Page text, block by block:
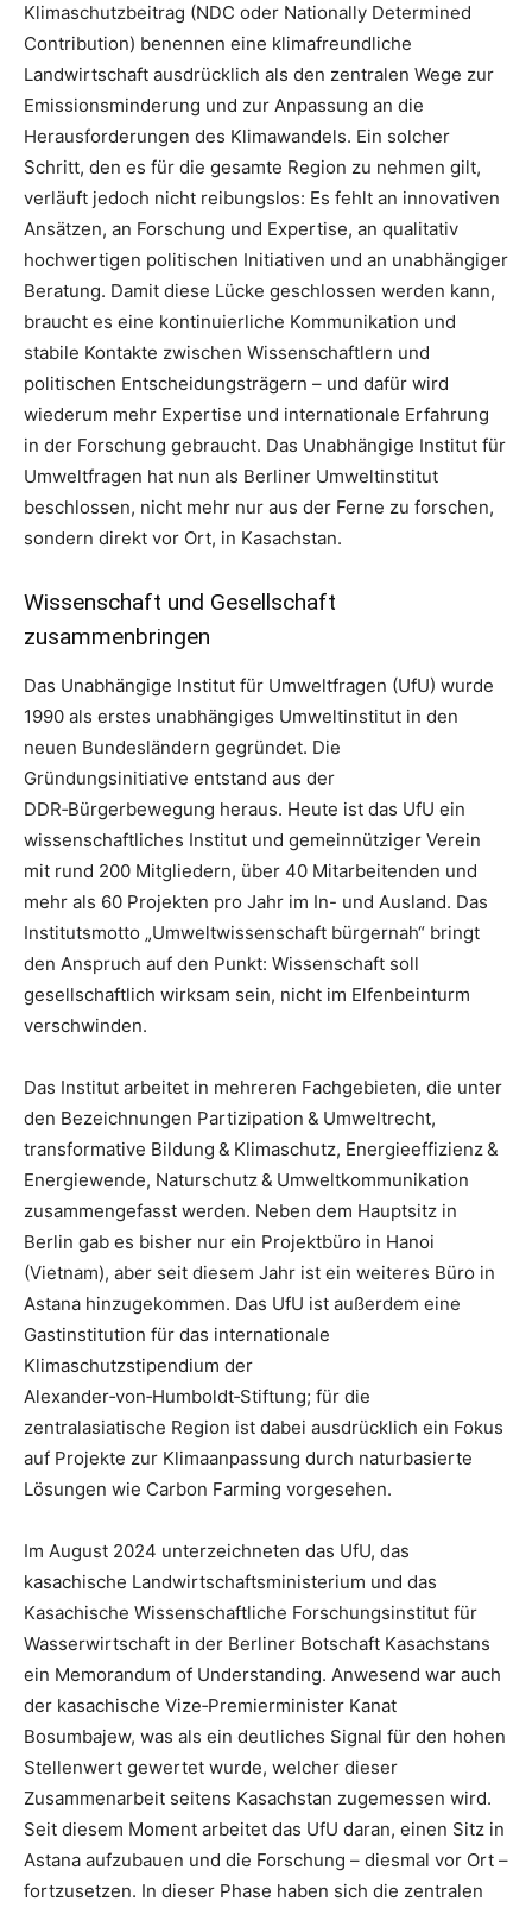
Klimaschutzbeitrag (NDC oder Nationally Determined
Contribution) benennen eine klimafreundliche
Landwirtschaft ausdrücklich als den zentralen Wege zur
Emissionsminderung und zur Anpassung an die
Herausforderungen des Klimawandels. Ein solcher
Schritt, den es für die gesamte Region zu nehmen gilt,
verläuft jedoch nicht reibungslos: Es fehlt an innovativen
Ansätzen, an Forschung und Expertise, an qualitativ
hochwertigen politischen Initiativen und an unabhängiger
Beratung. Damit diese Lücke geschlossen werden kann,
braucht es eine kontinuierliche Kommunikation und
stabile Kontakte zwischen Wissenschaftlern und
politischen Entscheidungsträgern – und dafür wird
wiederum mehr Expertise und internationale Erfahrung
in der Forschung gebraucht. Das Unabhängige Institut für
Umweltfragen hat nun als Berliner Umweltinstitut
beschlossen, nicht mehr nur aus der Ferne zu forschen,
sondern direkt vor Ort, in Kasachstan.
Wissenschaft und Gesellschaft
zusammenbringen
Das Unabhängige Institut für Umweltfragen (UfU) wurde
1990 als erstes unabhängiges Umweltinstitut in den
neuen Bundesländern gegründet. Die
Gründungsinitiative entstand aus der
DDR‑Bürgerbewegung heraus. Heute ist das UfU ein
wissenschaftliches Institut und gemeinnütziger Verein
mit rund 200 Mitgliedern, über 40 Mitarbeitenden und
mehr als 60 Projekten pro Jahr im In- und Ausland. Das
Institutsmotto „Umweltwissenschaft bürgernah“ bringt
den Anspruch auf den Punkt: Wissenschaft soll
gesellschaftlich wirksam sein, nicht im Elfenbeinturm
verschwinden.
Das Institut arbeitet in mehreren Fachgebieten, die unter
den Bezeichnungen Partizipation & Umweltrecht,
transformative Bildung & Klimaschutz, Energieeffizienz &
Energiewende, Naturschutz & Umweltkommunikation
zusammengefasst werden. Neben dem Hauptsitz in
Berlin gab es bisher nur ein Projektbüro in Hanoi
(Vietnam), aber seit diesem Jahr ist ein weiteres Büro in
Astana hinzugekommen. Das UfU ist außerdem eine
Gastinstitution für das internationale
Klimaschutzstipendium der
Alexander‑von‑Humboldt‑Stiftung; für die
zentralasiatische Region ist dabei ausdrücklich ein Fokus
auf Projekte zur Klimaanpassung durch naturbasierte
Lösungen wie Carbon Farming vorgesehen.
Im August 2024 unterzeichneten das UfU, das
kasachische Landwirtschaftsministerium und das
Kasachische Wissenschaftliche Forschungsinstitut für
Wasserwirtschaft in der Berliner Botschaft Kasachstans
ein Memorandum of Understanding. Anwesend war auch
der kasachische Vize‑Premierminister Kanat
Bosumbajew, was als ein deutliches Signal für den hohen
Stellenwert gewertet wurde, welcher dieser
Zusammenarbeit seitens Kasachstan zugemessen wird.
Seit diesem Moment arbeitet das UfU daran, einen Sitz in
Astana aufzubauen und die Forschung – diesmal vor Ort –
fortzusetzen. In dieser Phase haben sich die zentralen